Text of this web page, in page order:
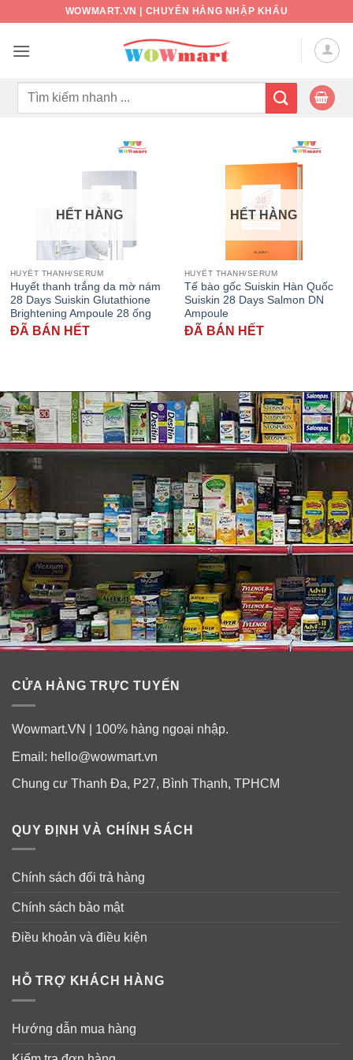
nội
WOWMART.VN | CHUYÊN HÀNG NHẬP KHẨU
Tìm
HẾT HÀNG
HUYẾT THANH/SERUM
Huyết thanh trắng da mờ nám
28 Days Suiskin Glutathione
Brightening Ampoule 28 ống
ĐÃ BÁN HẾT
HẾT HÀNG
HUYẾT THANH/SERUM
Tế bào gốc Suiskin Hàn Quốc
Suiskin 28 Days Salmon DN
Ampoule
ĐÃ BÁN HẾT
CỬA HÀNG TRỰC TUYẾN
Wowmart.VN | 100% hàng ngoại nhập.
Email: hello@wowmart.vn
Chung cư Thanh Đa, P27, Bình Thạnh, TPHCM
QUY ĐỊNH VÀ CHÍNH SÁCH
Chính sách đổi trả hàng
Chính sách bảo mật
Điều khoản và điều kiện
HỖ TRỢ KHÁCH HÀNG
Hướng dẫn mua hàng